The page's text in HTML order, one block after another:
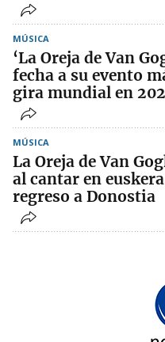
MÚSICA
‘La Oreja de Van
fecha a su evento
gira mundial en
MÚSICA
La Oreja de Van
al cantar en
regreso a Donostia